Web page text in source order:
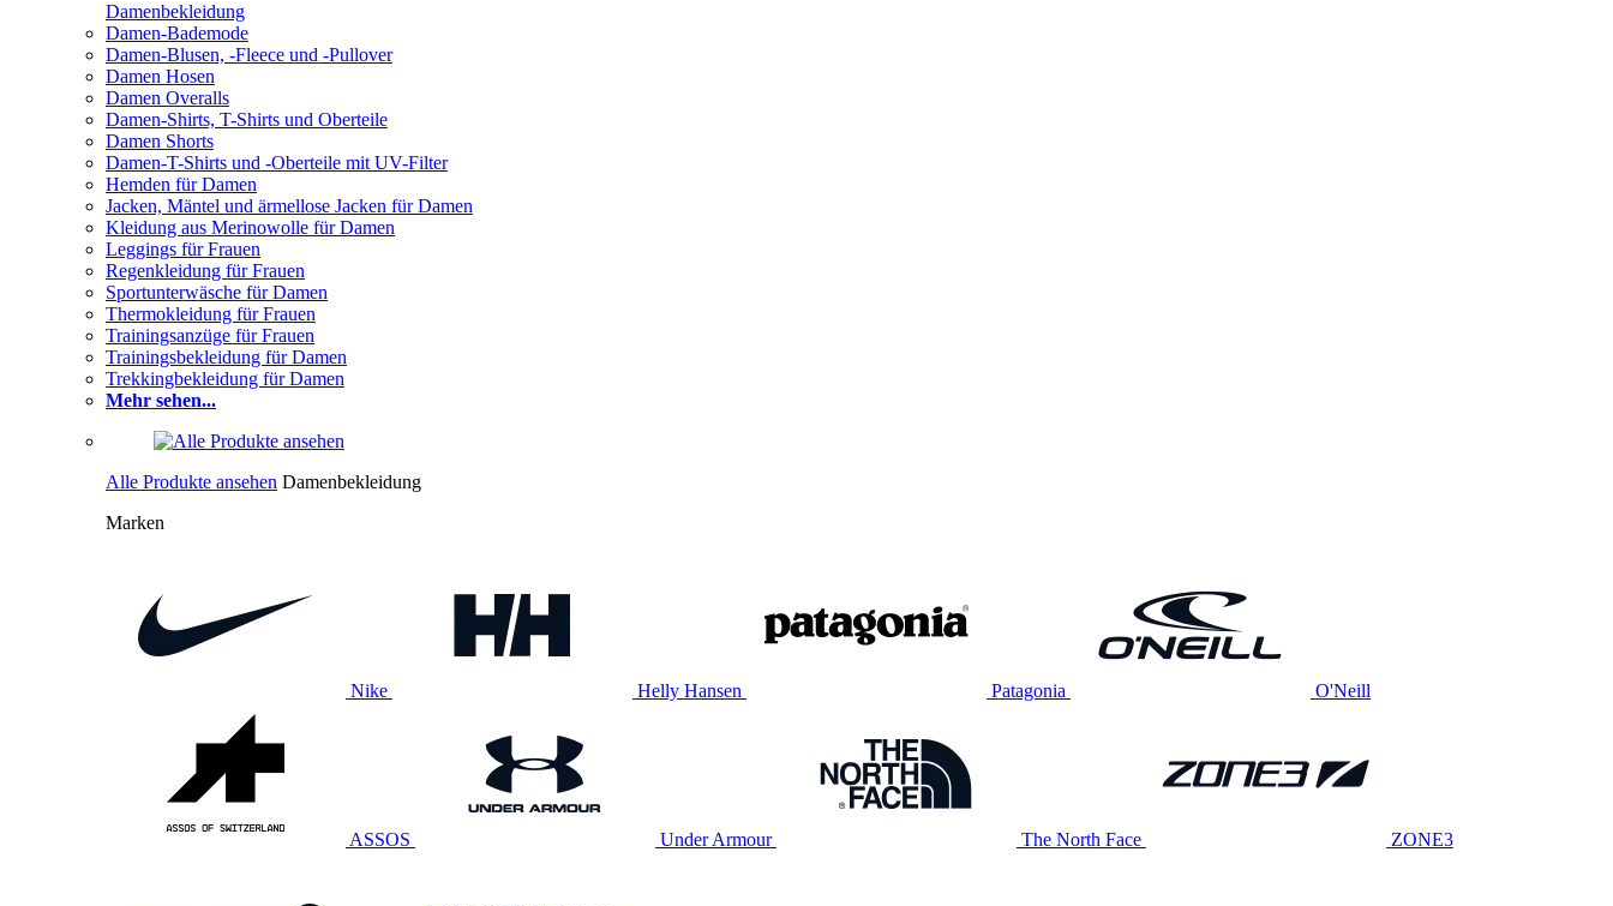
Damenbekleidung
Damen-Bademode
Damen-Blusen, -Fleece und -Pullover
Damen Hosen
Damen Overalls
Damen-Shirts, T-Shirts und Oberteile
Damen Shorts
Damen-T-Shirts und -Oberteile mit UV-Filter
Hemden für Damen
Jacken, Mäntel und ärmellose Jacken für Damen
Kleidung aus Merinowolle für Damen
Leggings für Frauen
Regenkleidung für Frauen
Sportunterwäsche für Damen
Thermokleidung für Frauen
Trainingsanzüge für Frauen
Trainingsbekleidung für Damen
Trekkingbekleidung für Damen
Mehr sehen...
Alle Produkte ansehen Damenbekleidung
Marken
Nike Helly Hansen Patagonia O'Neill
ASSOS Under Armour The North Face ZONE3